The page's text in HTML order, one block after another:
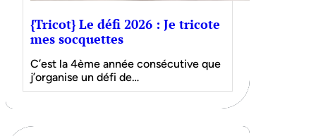
{Tricot} Le défi 2026 : Je tricote
mes socquettes
C’est la 4ème année consécutive que
j’organise un défi de…